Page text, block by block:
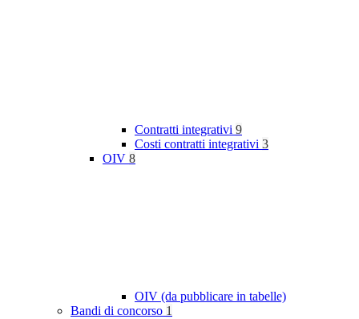
Contratti integrativi 9
Costi contratti integrativi 3
OIV 8
OIV (da pubblicare in tabelle)
Bandi di concorso 1